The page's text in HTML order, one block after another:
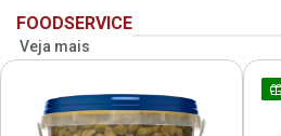
FOODSERVICE
Veja mais